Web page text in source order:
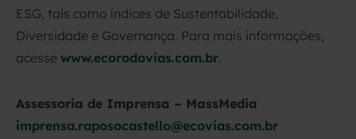
ESG, tais como índices de Sustentabilidade,
Diversidade e Governança. Para mais informações,
acesse www.ecorodovias.com.br.
Assessoria de Imprensa – MassMedia
imprensa.raposocastello@ecovias.com.br